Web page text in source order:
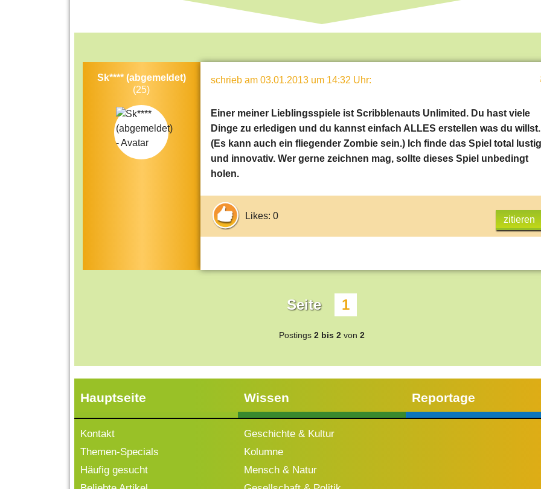
Sk**** (abgemeldet)
(25)
schrieb am 03.01.2013 um 14:32 Uhr:
Einer meiner Lieblingsspiele ist Scribblenauts Unlimited. Du hast viele
Dinge zu erledigen und du kannst einfach ALLES erstellen was du willst.
(Es kann auch ein fliegender Zombie sein.) Ich finde das Spiel total lustig
und innovativ. Wer gerne zeichnen mag, sollte dieses Spiel unbedingt
holen.
Likes: 0 zitieren
Seite 1
Postings 2 bis 2 von 2
Hauptseite
Kontakt
Themen-Specials
Häufig gesucht
Wissen
Geschichte & Kultur
Kolumne
Mensch & Natur
Reportage